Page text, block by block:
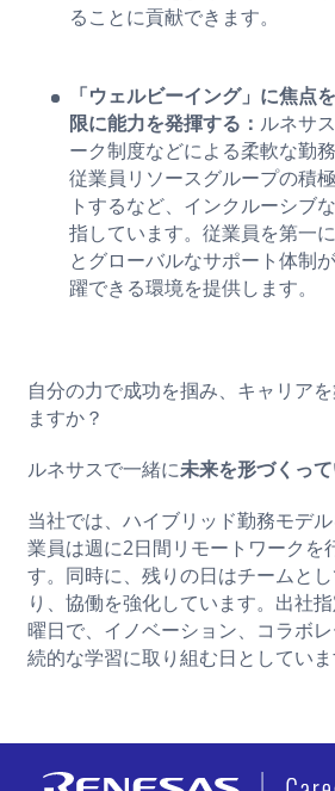
ることに貢献できます。
「ウェルビーイング」に焦点
限に能力を発揮する： ルネサ
ーク制度などによる柔軟な勤
従業員リソースグループの積
トするなど、インクルーシブ
指しています。従業員を第一
とグローバルなサポート体制
躍できる環境を提供します。
自分の力で成功を掴み、キャリア
ますか？
ルネサスで一緒に未来を形づくっ
当社では、ハイブリッド勤務モデ
業員は週に2日間リモートワークを
す。同時に、残りの日はチームと
り、協働を強化しています。出社
曜日で、イノベーション、コラボ
続的な学習に取り組む日としていま